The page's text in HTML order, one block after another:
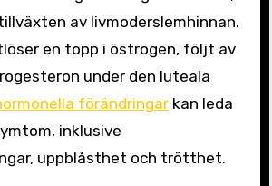
av livmoderslemhinnan.
en topp i östrogen, följt av
under den luteala
förändringarkan leda
inklusive
uppblåsthet och trötthet.